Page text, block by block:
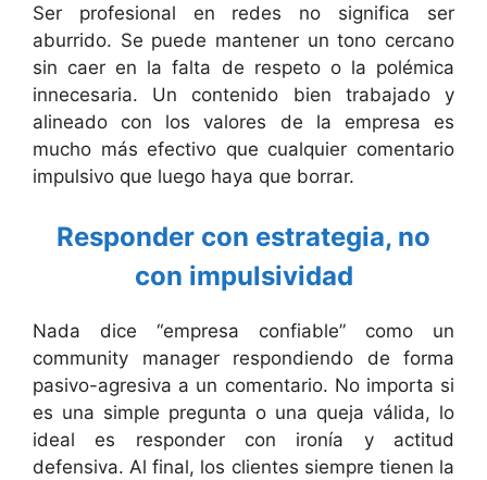
Ser profesional en redes no significa ser
aburrido. Se puede mantener un tono cercano
sin caer en la falta de respeto o la polémica
innecesaria. Un contenido bien trabajado y
alineado con los valores de la empresa es
mucho más efectivo que cualquier comentario
impulsivo que luego haya que borrar.
Responder con estrategia, no
con impulsividad
Nada dice “empresa confiable” como un
community manager respondiendo de forma
pasivo-agresiva a un comentario. No importa si
es una simple pregunta o una queja válida, lo
ideal es responder con ironía y actitud
defensiva. Al final, los clientes siempre tienen la